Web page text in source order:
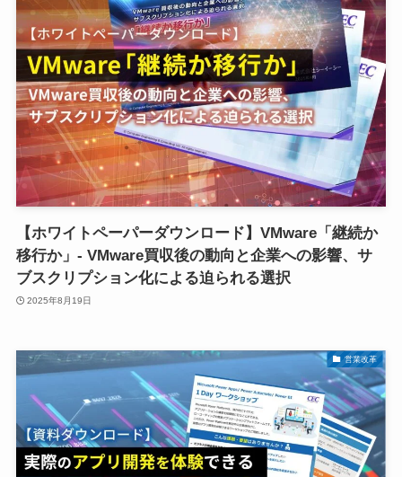
【ホワイトペーパーダウンロード】VMware「継続か
移行か」- VMware買収後の動向と企業への影響、サ
ブスクリプション化による迫られる選択
2025年8月19日
営業改革